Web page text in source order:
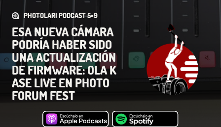
PHOTOLARI PODCAST 5×9
ESA NUEVA CÁMARA
PODRÍA HABER SIDO
UNA ACTUALIZACIÓN
DE FIRMWARE: OLA K
ASE LIVE EN PHOTO
FORUM FEST